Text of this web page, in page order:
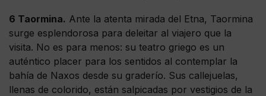
6 Taormina. Ante la atenta mirada del Etna, Taormina
surge esplendorosa para deleitar al viajero que la
visita. No es para menos: su teatro griego es un
auténtico placer para los sentidos al contemplar la
bahía de Naxos desde su graderío. Sus callejuelas,
llenas de colorido, están salpicadas por vestigios de la